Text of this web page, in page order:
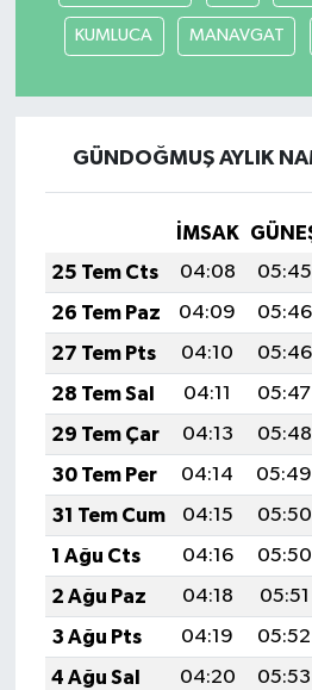
KUMLUCA MANAVGAT
GÜNDOĞMUŞ AYLIK
İMSAK
25 Tem Cts
04:08 05:45
26 Tem Paz
04:09 05:46
27 Tem Pts
04:10 05:46
28 Tem Sal
04:11 05:47
29 Tem Çar
04:13 05:48
30 Tem Per
04:14 05:49
31 Tem Cum
04:15 05:50
1 Ağu Cts
04:16 05:50
2 Ağu Paz
04:18 05:51
3 Ağu Pts
04:19 05:52
4 Ağu Sal
04:20 05:53
TEKNOLOJİ